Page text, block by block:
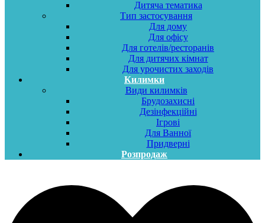
Дитяча тематика
Тип застосування
Для дому
Для офісу
Для готелів/ресторанів
Для дитячих кімнат
Для урочистих заходів
Килимки
Види килимків
Брудозахисні
Дезінфекційні
Ігрові
Для Ванної
Придверні
Розпродаж